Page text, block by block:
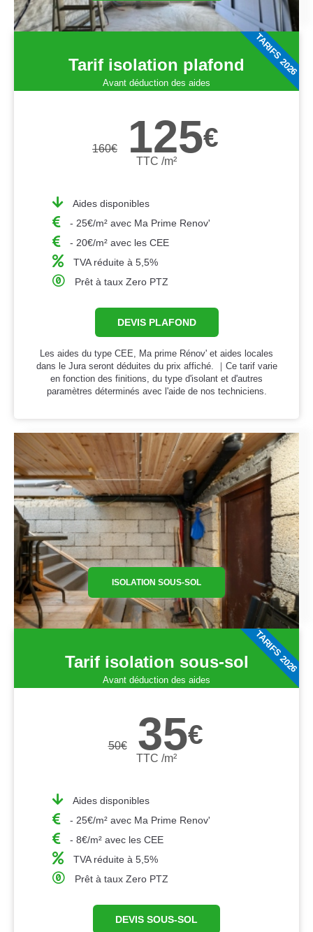
Tarif isolation plafond
Avant déduction des aides
160€ 125€
TTC /m²
Aides disponibles
- 25€/m² avec Ma Prime Renov'
- 20€/m² avec les CEE
TVA réduite à 5,5%
Prêt à taux Zero PTZ
DEVIS PLAFOND
Les aides du type CEE, Ma prime Rénov' et aides locales
dans le Jura seront déduites du prix affiché. ｜Ce tarif varie
en fonction des finitions, du type d'isolant et d'autres
paramètres déterminés avec l'aide de nos techniciens.
TARIFS 2026
ISOLATION SOUS-SOL
Tarif isolation sous-sol
Avant déduction des aides
50€ 35€
TTC /m²
Aides disponibles
- 25€/m² avec Ma Prime Renov'
- 8€/m² avec les CEE
TVA réduite à 5,5%
Prêt à taux Zero PTZ
DEVIS SOUS-SOL
TARIFS 2026